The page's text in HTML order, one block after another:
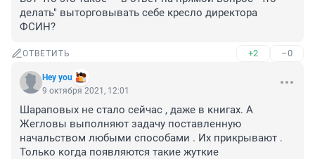
делать" выторговывать себе кресло директора
ФСИН?
ОТВЕТИТЬ +2 –0
Hey you
9 октября 2021, 12:01
Шараповых не стало сейчас , даже в книгах. А
Жегловы выполняют задачу поставленную
начальством любыми способами . Их прикрывают .
Только когда появляются такие жуткие